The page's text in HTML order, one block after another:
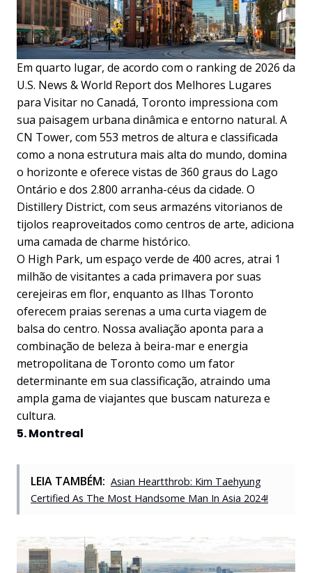
Em quarto lugar, de acordo com o ranking de 2026 da
U.S. News & World Report dos Melhores Lugares
para Visitar no Canadá, Toronto impressiona com
sua paisagem urbana dinâmica e entorno natural. A
CN Tower, com 553 metros de altura e classificada
como a nona estrutura mais alta do mundo, domina
o horizonte e oferece vistas de 360 graus do Lago
Ontário e dos 2.800 arranha-céus da cidade. O
Distillery District, com seus armazéns vitorianos de
tijolos reaproveitados como centros de arte, adiciona
uma camada de charme histórico.
O High Park, um espaço verde de 400 acres, atrai 1
milhão de visitantes a cada primavera por suas
cerejeiras em flor, enquanto as Ilhas Toronto
oferecem praias serenas a uma curta viagem de
balsa do centro. Nossa avaliação aponta para a
combinação de beleza à beira-mar e energia
metropolitana de Toronto como um fator
determinante em sua classificação, atraindo uma
ampla gama de viajantes que buscam natureza e
cultura.
5. Montreal
LEIA TAMBÉM: Asian Heartthrob: Kim Taehyung
Certified As The Most Handsome Man In Asia 2024!